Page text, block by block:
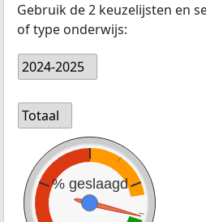
Gebruik de 2 keuzelijsten en
of type onderwijs:
2024-2025
Totaal
% geslaagd